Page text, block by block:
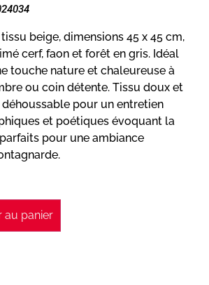
beige, dimensions 45 x 45 cm,
cerf, faon et forêt en gris. Idéal
touche nature et chaleureuse à
ou coin détente. Tissu doux et
déhoussable pour un entretien
et poétiques évoquant la
pour une ambiance
au panier